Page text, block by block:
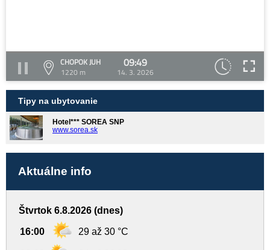
CHOPOK JUH
1220 m
09:49
14. 3. 2026
Tipy na ubytovanie
Hotel*** SOREA SNP
www.sorea.sk
Aktuálne info
Štvrtok 6.8.2026 (dnes)
16:00 29 až 30 °C